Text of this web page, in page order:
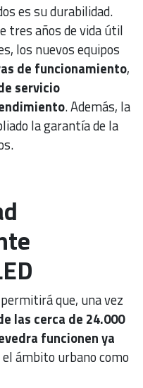
es su durabilidad.
tres años de vida útil
los nuevos equipos
de funcionamiento,
servicio
. Además, la
la garantía de la
que, una vez
las cerca de 24.000
funcionen ya
ámbito urbano como